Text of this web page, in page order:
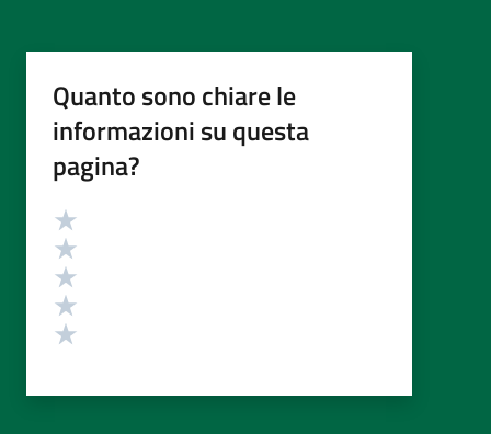
Quanto sono chiare le
informazioni su questa
pagina?
Valutazione